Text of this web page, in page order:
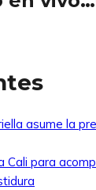
asume la
Cali para